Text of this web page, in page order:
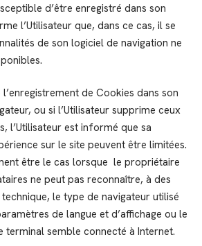
d’être enregistré dans son
l’Utilisateur que, dans ce cas, il se
de son logiciel de navigation ne
l’enregistrement de Cookies dans son
ou si l’Utilisateur supprime ceux
l’Utilisateur est informé que sa
sur le site peuvent être limitées.
être le cas lorsque le propriétaire
ne peut pas reconnaître, à des
le type de navigateur utilisé
de langue et d’affichage ou le
terminal semble connecté à Internet.